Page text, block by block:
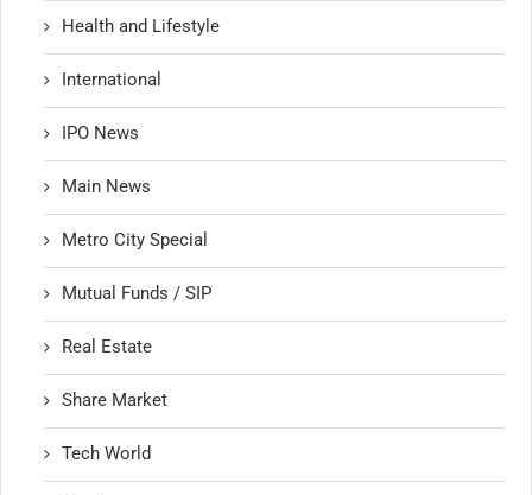
Health and Lifestyle
International
IPO News
Main News
Metro City Special
Mutual Funds / SIP
Real Estate
Share Market
Tech World